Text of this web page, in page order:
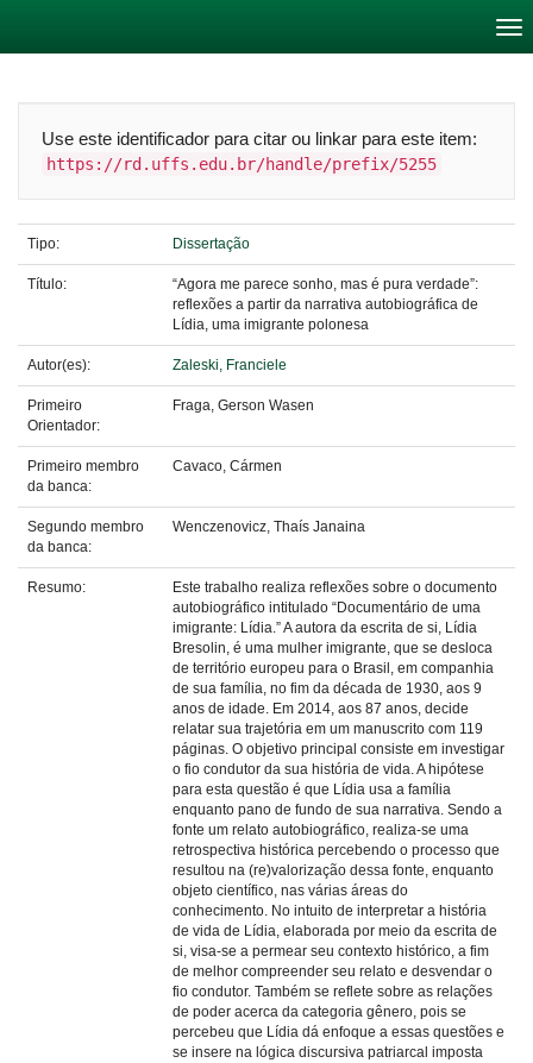
Use este identificador para citar ou linkar para este item:
https://rd.uffs.edu.br/handle/prefix/5255
Tipo: Dissertação
Título:
“Agora me parece sonho, mas é pura verdade”:
reflexões a partir da narrativa autobiográfica de
Lídia, uma imigrante polonesa
Autor(es): Zaleski, Franciele
Primeiro
Orientador:
Fraga, Gerson Wasen
Primeiro membro
da banca:
Cavaco, Cármen
Segundo membro
da banca:
Wenczenovicz, Thaís Janaina
Resumo:
Este trabalho realiza reflexões sobre o documento
autobiográfico intitulado “Documentário de uma
imigrante: Lídia.” A autora da escrita de si, Lídia
Bresolin, é uma mulher imigrante, que se desloca
de território europeu para o Brasil, em companhia
de sua família, no fim da década de 1930, aos 9
anos de idade. Em 2014, aos 87 anos, decide
relatar sua trajetória em um manuscrito com 119
páginas. O objetivo principal consiste em investigar
o fio condutor da sua história de vida. A hipótese
para esta questão é que Lídia usa a família
enquanto pano de fundo de sua narrativa. Sendo a
fonte um relato autobiográfico, realiza-se uma
retrospectiva histórica percebendo o processo que
resultou na (re)valorização dessa fonte, enquanto
objeto científico, nas várias áreas do
conhecimento. No intuito de interpretar a história
de vida de Lídia, elaborada por meio da escrita de
si, visa-se a permear seu contexto histórico, a fim
de melhor compreender seu relato e desvendar o
fio condutor. Também se reflete sobre as relações
de poder acerca da categoria gênero, pois se
percebeu que Lídia dá enfoque a essas questões e
se insere na lógica discursiva patriarcal imposta